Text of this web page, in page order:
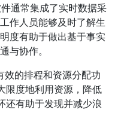
件通常集成了实时数据采
作人员能够及时了解生
度有助于做出基于事实
与协作。
效的排程和资源分配功
限度地利用资源，降低
还有助于发现并减少浪